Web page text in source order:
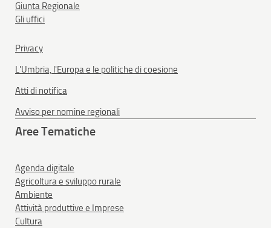
Giunta Regionale
Gli uffici
Privacy
L'Umbria, l'Europa e le politiche di coesione
Atti di notifica
Avviso per nomine regionali
Aree Tematiche
Agenda digitale
Agricoltura e sviluppo rurale
Ambiente
Attività produttive e Imprese
Cultura